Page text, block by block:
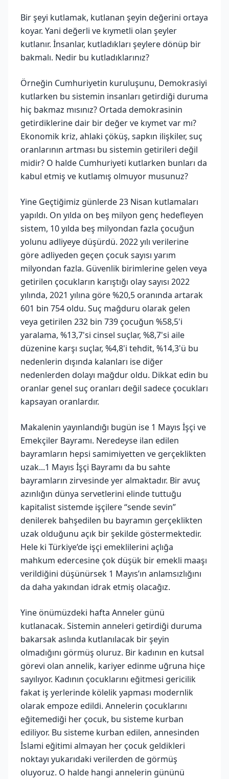
Bir şeyi kutlamak, kutlanan şeyin değerini ortaya
koyar. Yani değerli ve kıymetli olan şeyler
kutlanır. İnsanlar, kutladıkları şeylere dönüp bir
bakmalı. Nedir bu kutladıklarınız?
Örneğin Cumhuriyetin kuruluşunu, Demokrasiyi
kutlarken bu sistemin insanları getirdiği duruma
hiç bakmaz mısınız? Ortada demokrasinin
getirdiklerine dair bir değer ve kıymet var mı?
Ekonomik kriz, ahlaki çöküş, sapkın ilişkiler, suç
oranlarının artması bu sistemin getirileri değil
midir? O halde Cumhuriyeti kutlarken bunları da
kabul etmiş ve kutlamış olmuyor musunuz?
Yine Geçtiğimiz günlerde 23 Nisan kutlamaları
yapıldı. On yılda on beş milyon genç hedefleyen
sistem, 10 yılda beş milyondan fazla çocuğun
yolunu adliyeye düşürdü. 2022 yılı verilerine
göre adliyeden geçen çocuk sayısı yarım
milyondan fazla. Güvenlik birimlerine gelen veya
getirilen çocukların karıştığı olay sayısı 2022
yılında, 2021 yılına göre %20,5 oranında artarak
601 bin 754 oldu. Suç mağduru olarak gelen
veya getirilen 232 bin 739 çocuğun %58,5'i
yaralama, %13,7'si cinsel suçlar, %8,7'si aile
düzenine karşı suçlar, %4,8'i tehdit, %14,3'ü bu
nedenlerin dışında kalanları ise diğer
nedenlerden dolayı mağdur oldu. Dikkat edin bu
oranlar genel suç oranları değil sadece çocukları
kapsayan oranlardır.
Makalenin yayınlandığı bugün ise 1 Mayıs İşçi ve
Emekçiler Bayramı. Neredeyse ilan edilen
bayramların hepsi samimiyetten ve gerçeklikten
uzak...1 Mayıs İşçi Bayramı da bu sahte
bayramların zirvesinde yer almaktadır. Bir avuç
azınlığın dünya servetlerini elinde tuttuğu
kapitalist sistemde işçilere “sende sevin”
denilerek bahşedilen bu bayramın gerçeklikten
uzak olduğunu açık bir şekilde göstermektedir.
Hele ki Türkiye’de işçi emeklilerini açlığa
mahkum edercesine çok düşük bir emekli maaşı
verildiğini düşünürsek 1 Mayıs’ın anlamsızlığını
da daha yakından idrak etmiş olacağız.
Yine önümüzdeki hafta Anneler günü
kutlanacak. Sistemin anneleri getirdiği duruma
bakarsak aslında kutlanılacak bir şeyin
olmadığını görmüş oluruz. Bir kadının en kutsal
görevi olan annelik, kariyer edinme uğruna hiçe
sayılıyor. Kadının çocuklarını eğitmesi gericilik
fakat iş yerlerinde kölelik yapması modernlik
olarak empoze edildi. Annelerin çocuklarını
eğitemediği her çocuk, bu sisteme kurban
ediliyor. Bu sisteme kurban edilen, annesinden
İslami eğitimi almayan her çocuk geldikleri
noktayı yukarıdaki verilerden de görmüş
oluyoruz. O halde hangi annelerin gününü